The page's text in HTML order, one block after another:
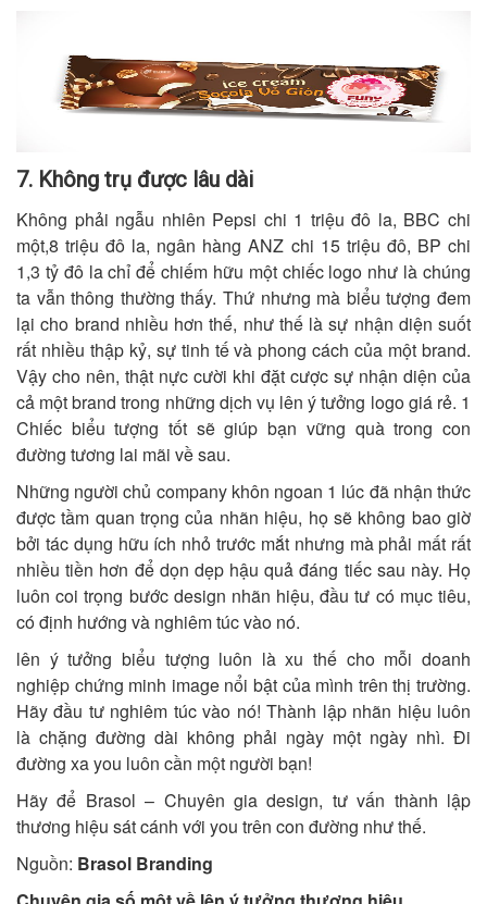
7. Không trụ được lâu dài
Không phải ngẫu nhiên Pepsi chi 1 triệu đô la, BBC chi
một,8 triệu đô la, ngân hàng ANZ chi 15 triệu đô, BP chi
1,3 tỷ đô la chỉ để chiếm hữu một chiếc logo như là chúng
ta vẫn thông thường thấy. Thứ nhưng mà biểu tượng đem
lại cho brand nhiều hơn thế, như thế là sự nhận diện suốt
rất nhiều thập kỷ, sự tinh tế và phong cách của một brand.
Vậy cho nên, thật nực cười khi đặt cược sự nhận diện của
cả một brand trong những dịch vụ lên ý tưởng logo giá rẻ. 1
Chiếc biểu tượng tốt sẽ giúp bạn vững quà trong con
đường tương lai mãi về sau.
Những người chủ company khôn ngoan 1 lúc đã nhận thức
được tầm quan trọng của nhãn hiệu, họ sẽ không bao giờ
bởi tác dụng hữu ích nhỏ trước mắt nhưng mà phải mất rất
nhiều tiền hơn để dọn dẹp hậu quả đáng tiếc sau này. Họ
luôn coi trọng bước design nhãn hiệu, đầu tư có mục tiêu,
có định hướng và nghiêm túc vào nó.
lên ý tưởng biểu tượng luôn là xu thế cho mỗi doanh
nghiệp chứng minh image nổi bật của mình trên thị trường.
Hãy đầu tư nghiêm túc vào nó! Thành lập nhãn hiệu luôn
là chặng đường dài không phải ngày một ngày nhì. Đi
đường xa you luôn cần một người bạn!
Hãy để Brasol – Chuyên gia design, tư vấn thành lập
thương hiệu sát cánh với you trên con đường như thế.
Nguồn: Brasol Branding